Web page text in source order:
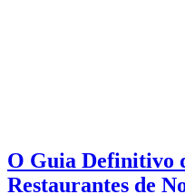
O Guia Definitivo
Restaurantes de